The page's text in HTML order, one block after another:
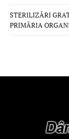
STERILIZĂRI
PRIMĂRIA